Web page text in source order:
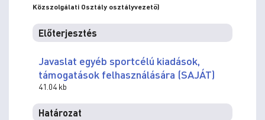
Közszolgálati Osztály osztályvezető)
Előterjesztés
Javaslat egyéb sportcélú kiadások,
támogatások felhasználására (SAJÁT)
41.04 kb
Határozat